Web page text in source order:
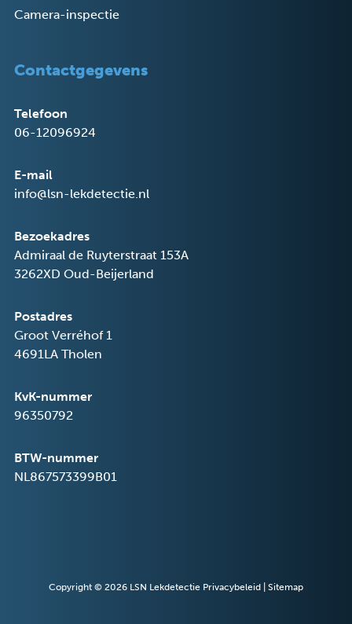
Camera-inspectie
Contactgegevens
Telefoon
06-12096924
E-mail
info@lsn-lekdetectie.nl
Bezoekadres
Admiraal de Ruyterstraat 153A
3262XD Oud-Beijerland
Postadres
Groot Verréhof 1
4691LA Tholen
KvK-nummer
96350792
BTW-nummer
NL867573399B01
Copyright © 2026 LSN Lekdetectie Privacybeleid Sitemap